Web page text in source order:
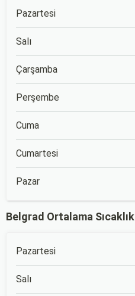
Pazartesi
Salı
Çarşamba
Perşembe
Cuma
Cumartesi
Pazar
Belgrad Ortalama Sıcaklık
Pazartesi
Salı